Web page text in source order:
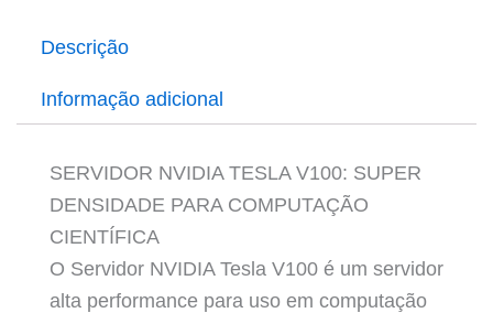
Descrição
Informação adicional
SERVIDOR NVIDIA TESLA V100: SUPER
DENSIDADE PARA COMPUTAÇÃO
CIENTÍFICA
O Servidor NVIDIA Tesla V100 é um servidor
alta performance para uso em computação